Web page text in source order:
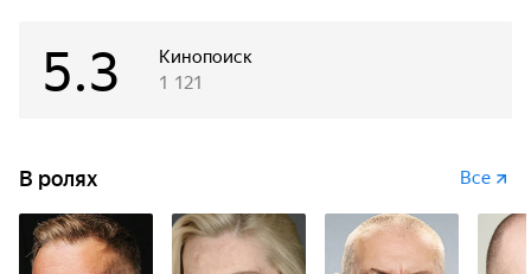
же мешает нажать на курок? Зачем гибнут люди и с той, и
с другой стороны?..
Кинопоиск
5.3 1 121
В ролях Все